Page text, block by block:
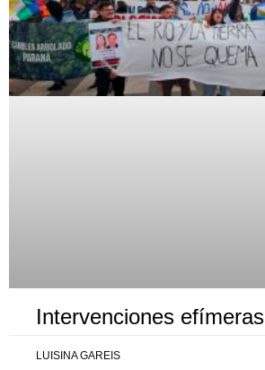
Intervenciones efímeras
LUISINA GAREIS